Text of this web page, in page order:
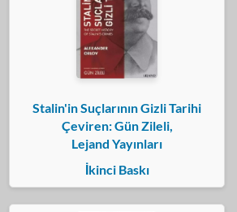
Stalin'in Suçlarının Gizli Tarihi
Çeviren: Gün Zileli,
Lejand Yayınları
İkinci Baskı